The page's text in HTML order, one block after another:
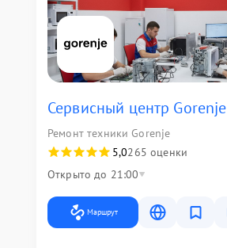
Сервисный центр Gorenje
Ремонт техники Gorenje
5,0265 оценки
Открыто до 21:00
Маршрут